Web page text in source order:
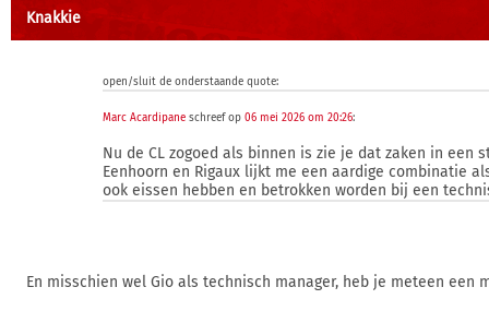
Knakkie
open/sluit de onderstaande quote:
Marc Acardipaneschreef op 06 mei 2026 om 20:26:
Nu de CL zogoed als binnen is zie je dat zaken in een
Eenhoorn en Rigaux lijkt me een aardige combinatie
ook eissen hebben en betrokken worden bij een
En misschien wel Gio als technisch manager, heb je meteen een